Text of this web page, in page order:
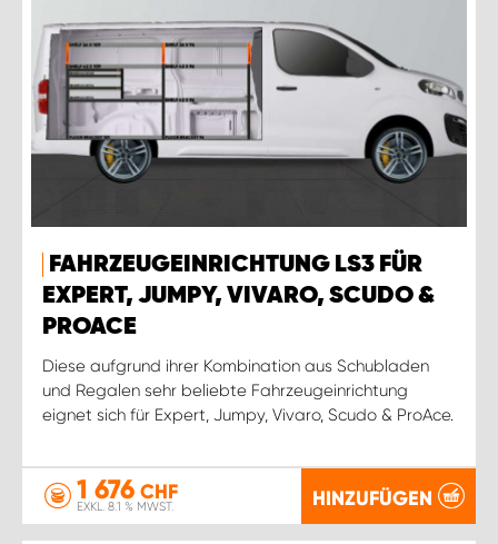
FAHRZEUGEINRICHTUNG LS3 FÜR
EXPERT, JUMPY, VIVARO, SCUDO &
PROACE
Diese aufgrund ihrer Kombination aus Schubladen
und Regalen sehr beliebte Fahrzeugeinrichtung
eignet sich für Expert, Jumpy, Vivaro, Scudo & ProAce.
1 676 CHF
EXKL. 8.1 % MWST. HINZUFÜGEN